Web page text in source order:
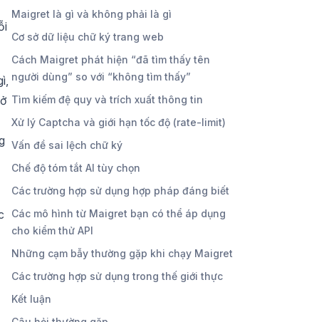
Maigret là gì và không phải là gì
Cơ sở dữ liệu chữ ký trang web
Cách Maigret phát hiện “đã tìm thấy tên
người dùng” so với “không tìm thấy”
Tìm kiếm đệ quy và trích xuất thông tin
Xử lý Captcha và giới hạn tốc độ (rate-limit)
Vấn đề sai lệch chữ ký
Chế độ tóm tắt AI tùy chọn
Các trường hợp sử dụng hợp pháp đáng biết
Các mô hình từ Maigret bạn có thể áp dụng
cho kiểm thử API
Những cạm bẫy thường gặp khi chạy Maigret
Các trường hợp sử dụng trong thế giới thực
Kết luận